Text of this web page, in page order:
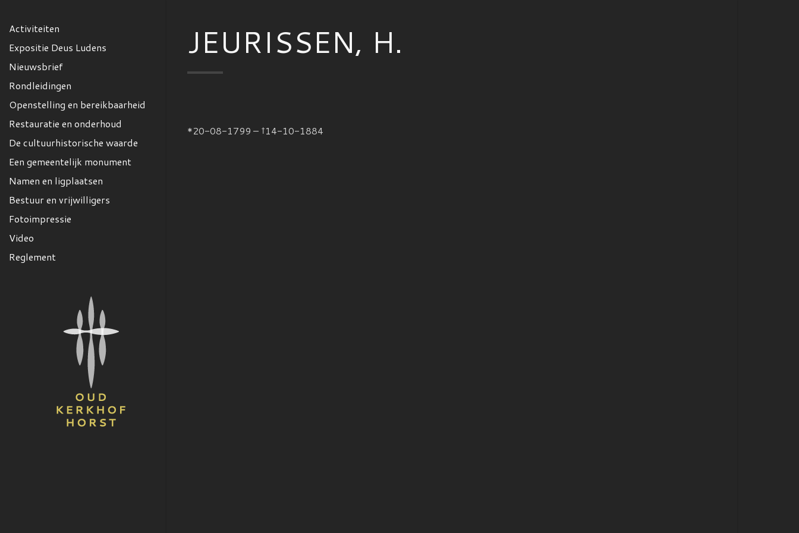
Activiteiten
Expositie Deus Ludens
Nieuwsbrief
Rondleidingen
Openstelling en bereikbaarheid
Restauratie en onderhoud
De cultuurhistorische waarde
Een gemeentelijk monument
Namen en ligplaatsen
Bestuur en vrijwilligers
Fotoimpressie
Video
Reglement
JEURISSEN, H.
*20-08-1799 – †14-10-1884